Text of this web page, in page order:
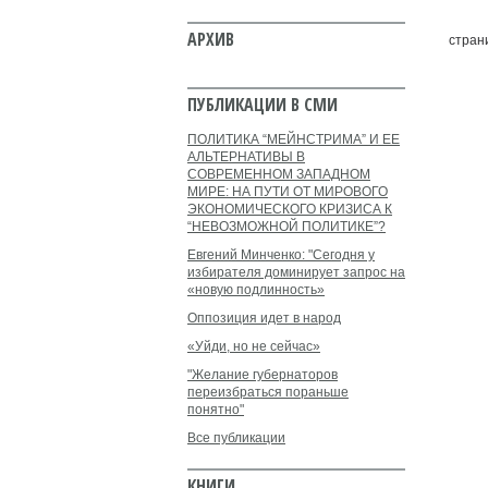
АРХИВ
ПУБЛИКАЦИИ В СМИ
ПОЛИТИКА “МЕЙНСТРИМА” И ЕЕ
АЛЬТЕРНАТИВЫ В
СОВРЕМЕННОМ ЗАПАДНОМ
МИРЕ: НА ПУТИ ОТ МИРОВОГО
ЭКОНОМИЧЕСКОГО КРИЗИСА К
“НЕВОЗМОЖНОЙ ПОЛИТИКЕ”?
Евгений Минченко: "Сегодня у
избирателя доминирует запрос на
«новую подлинность»
Оппозиция идет в народ
«Уйди, но не сейчас»
"Желание губернаторов
переизбраться пораньше
понятно"
Все публикации